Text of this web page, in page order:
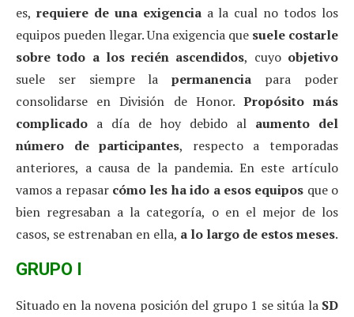
es, requiere de una exigenciaa la cual no todos los
equipos pueden llegar. Una exigencia que suele costarle
sobre todo a los recién ascendidos, cuyo objetivo
suele ser siempre lapermanencia para poder
consolidarse en División de Honor. Propósito más
complicado a día de hoy debido al aumento del
número de participantes, respecto a temporadas
anteriores, a causa de la pandemia. En este artículo
vamos a repasar cómo les ha ido a esos equipos que o
bien regresaban a la categoría, o en el mejor de los
casos, se estrenaban en ella, a lo largo de estos meses.
GRUPO I
Situado en la novena posición del grupo 1 se sitúa la SD